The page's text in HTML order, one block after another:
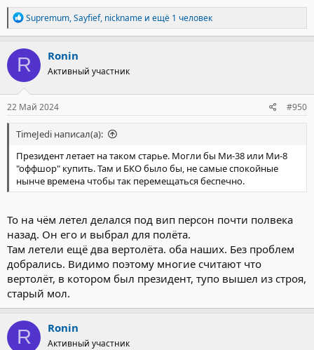
Р
е
а
к
ц
и
и
:
Supremum,Sayfief, nickname и ещё 1 человек
R Ronin
Активный участник
22 Май 2024 #950
TimeJedi написал(а):
Президент летает на таком старье. Могли бы Ми-38 или Ми-8
"оффшор" купить. Там и БКО было бы, не самые спокойные
нынче времена чтобы так перемещаться беспечно.
То на чём летел делался под вип персон почти полвека
назад. Он его и выбрал для полёта.
Там летели ещё два вертолёта. оба наших. Без проблем
добрались. Видимо поэтому многие считают что
вертолёт, в котором был президент, тупо вышел из строя,
старый мол.
R Ronin
Активный участник